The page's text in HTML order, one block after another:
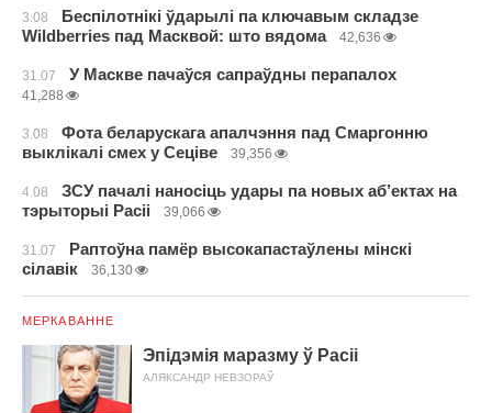
3.08
Беспілотнікі ўдарылі па ключавым складзе
Wildberries пад Масквой: што вядома
42,636
31.07 У Маскве пачаўся сапраўдны перапалох
41,288
3.08
Фота беларускага апалчэння пад Смаргонню
выклікалі смех у Сеціве
39,356
4.08
ЗСУ пачалі наносіць удары па новых аб’ектах на
тэрыторыі Расіі
39,066
31.07
Раптоўна памёр высокапастаўлены мінскі
сілавік
36,130
МЕРКАВАННЕ
Эпідэмія маразму ў Расіі
АЛЯКСАНДР НЕВЗОРАЎ